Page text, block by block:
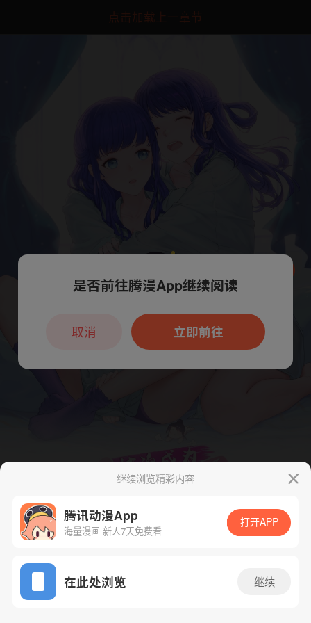
点击加载上一章节
App免费看
下一话
继续浏览精彩内容
腾讯动漫App
海量漫画 新人7天免费看
打开APP
在此处浏览 继续
本章节仅支持App阅读，可打开App新用
户7天免费看
是否前往腾漫App继续阅读
立即前往
取消